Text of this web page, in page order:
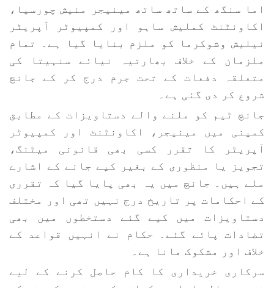
اما سنگھ کے ساتھ ساتھ مینیجر منیش چورسیا،
اکاونٹنٹ کملیش ساہو اور کمپیوٹر آپریٹر
نیلیش وشوکرما کو ملزم بنایا گیا ہے۔ تمام
ملزمان کے خلاف بھارتیہ نیائے سنہیتا کی
متعلقہ دفعات کے تحت جرم درج کر کے جانچ
شروع کر دی گئی ہے۔
جانچ ٹیم کو ملنے والے دستاویزات کے مطابق
کمپنی میں مینیجر، اکاونٹنٹ اور کمپیوٹر
آپریٹر کا تقرر کسی بھی قانونی میٹنگ،
تجویز یا منظوری کے بغیر کیے جانے کے اشارے
ملے ہیں۔ جانچ میں یہ بھی پایا گیا کہ تقرری
کے احکامات پر تاریخ درج نہیں تھی اور مختلف
دستاویزات میں کیے گئے دستخطوں میں بھی
تضادات پائے گئے۔ حکام نے انہیں قواعد کے
خلاف اور مشکوک مانا ہے۔
سرکاری خریداری کا کام حاصل کرنے کے لیے